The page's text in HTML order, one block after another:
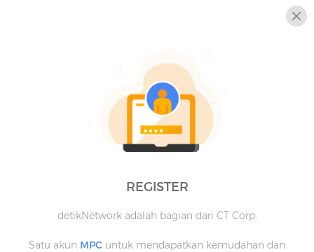
REGISTER
detikNetwork adalah bagian dari CT Corp.
Satu akun MPC untuk mendapatkan kemudahan dan